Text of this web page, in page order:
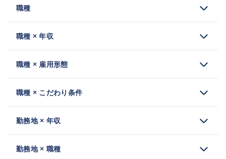
職種
職種 × 年収
職種 × 雇用形態
職種 × こだわり条件
勤務地 × 年収
勤務地 × 職種